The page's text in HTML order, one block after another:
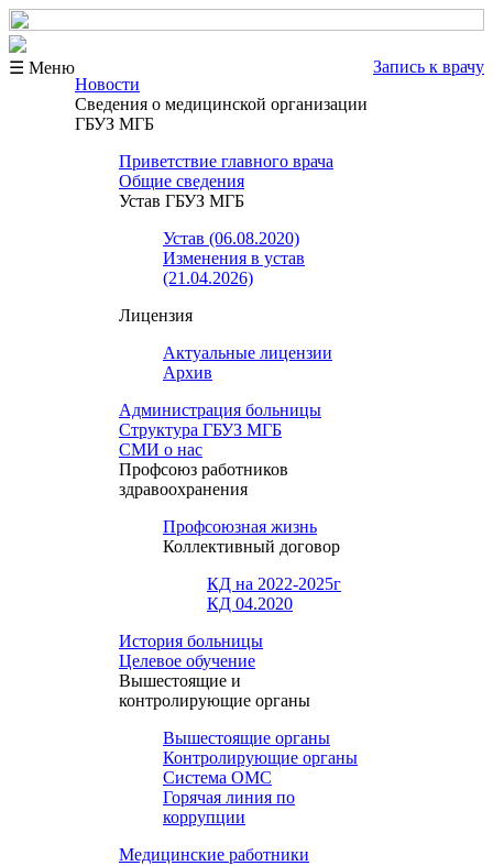
☰ Меню
Запись к врачу
Новости
Сведения о медицинской организации
ГБУЗ МГБ
Приветствие главного врача
Общие сведения
Устав ГБУЗ МГБ
Устав (06.08.2020)
Изменения в устав
(21.04.2026)
Лицензия
Актуальные лицензии
Архив
Администрация больницы
Структура ГБУЗ МГБ
СМИ о нас
Профсоюз работников
здравоохранения
Профсоюзная жизнь
Коллективный договор
КД на 2022-2025г
КД 04.2020
История больницы
Целевое обучение
Вышестоящие и
контролирующие органы
Вышестоящие органы
Контролирующие органы
Система ОМС
Горячая линия по
коррупции
Медицинские работники